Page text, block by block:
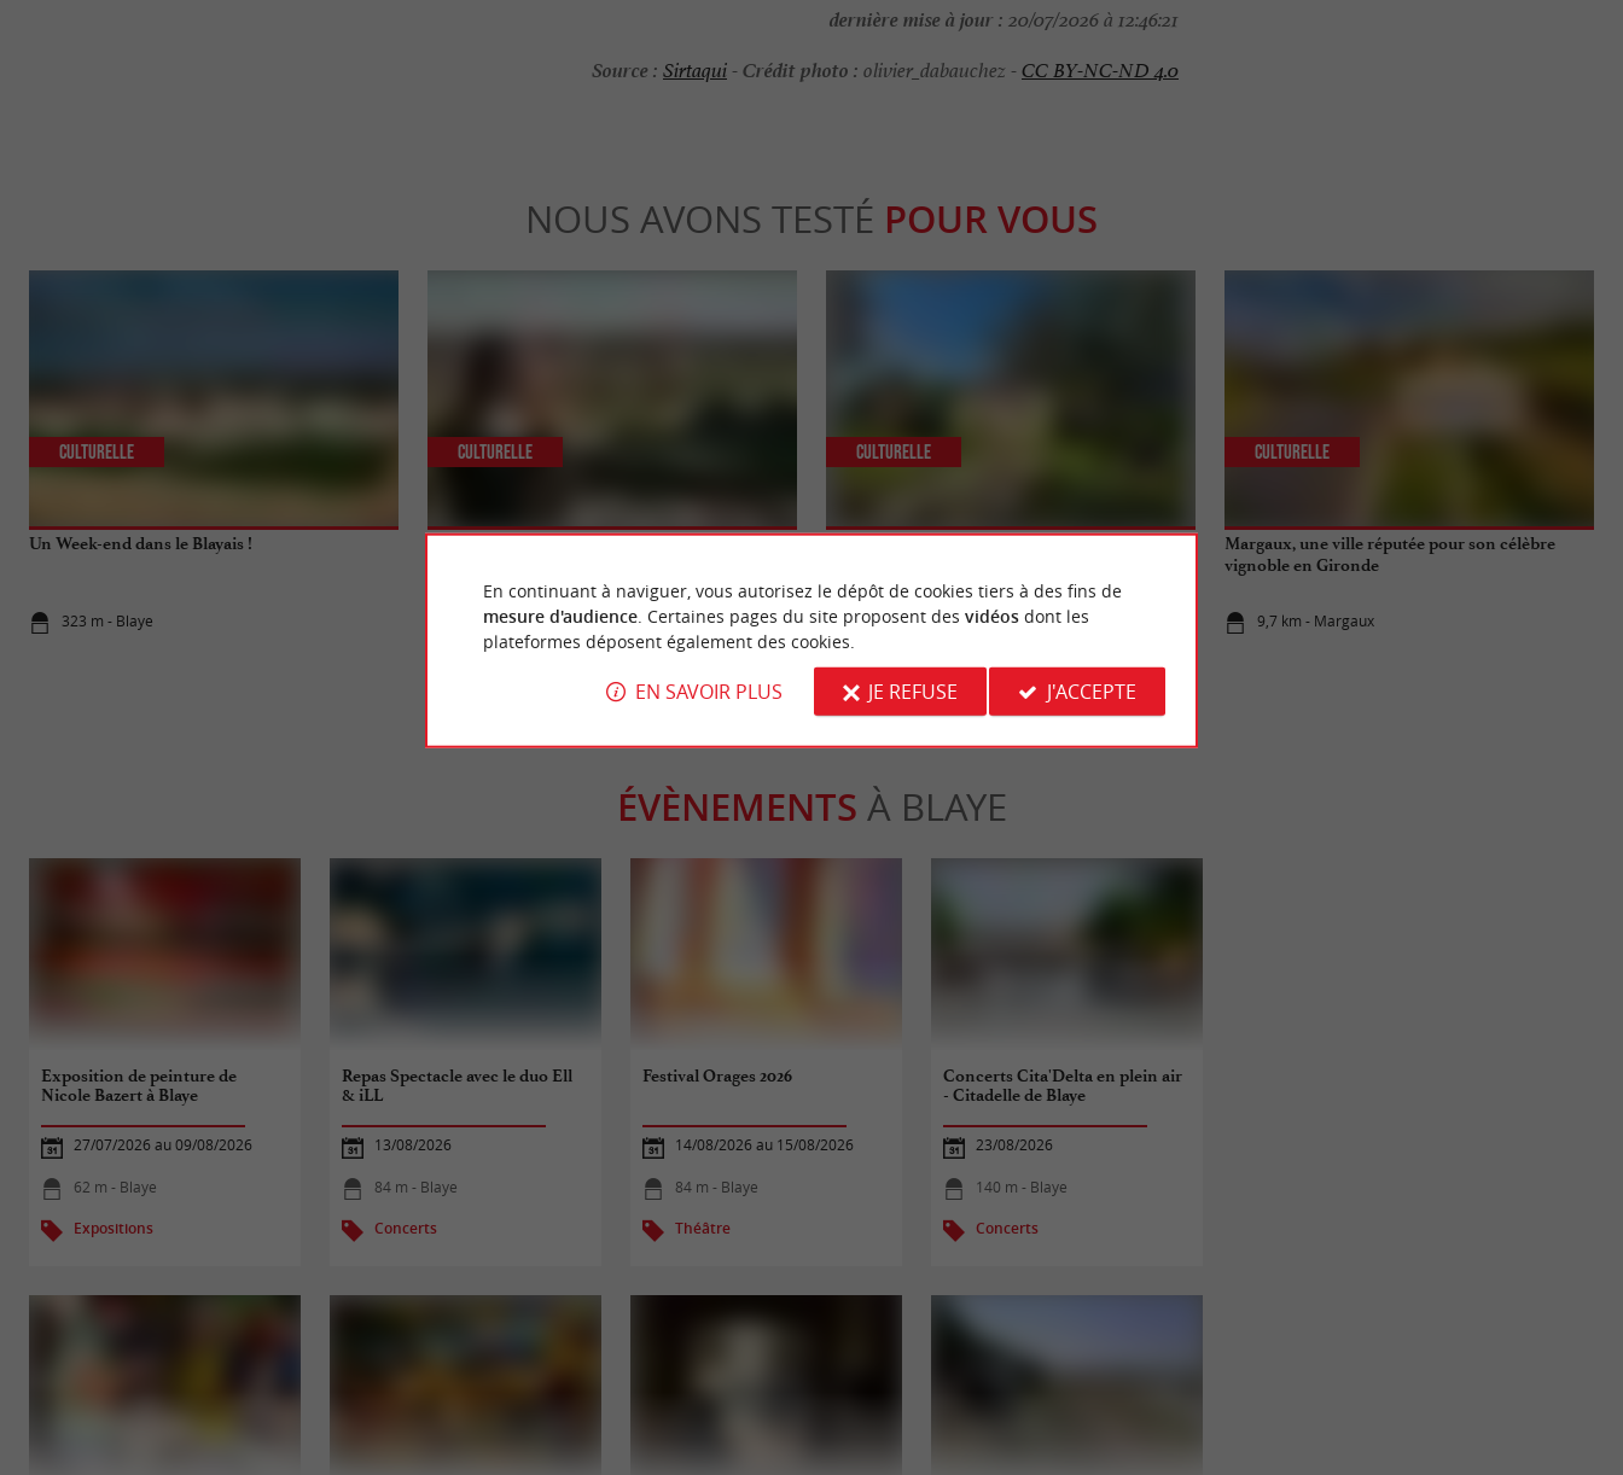
dernière mise à jour : 20/07/2026 à 12:46:21
Source : Sirtaqui-Crédit photo : olivier_dabauchez -CC BY-NC-ND 4.0
NOUS AVONS TESTÉ POUR VOUS
Un Week-end dans le Blayais !
323 m - Blaye
Culturelle
323 m - Blaye
Culturelle
5,3 km - Cussac-Fort-Médoc
Culturelle
Margaux, une ville réputée pour son célèbre
vignoble en Gironde
9,7 km - Margaux
Culturelle
ÉVÈNEMENTS À BLAYE
Exposition de peinture de
Nicole Bazert à Blaye
27/07/2026 au 09/08/2026
62 m - Blaye
Expositions
Repas Spectacle avec le duo Ell
& iLL
13/08/2026
84 m - Blaye
Concerts
Festival Orages 2026
14/08/2026 au 15/08/2026
84 m - Blaye
Théâtre
Concerts Cita'Delta en plein air
- Citadelle de Blaye
23/08/2026
140 m - Blaye
Concerts
En continuant à naviguer, vous autorisez le dépôt de cookies tiers à des fins de
mesure d'audience. Certaines pages du site proposent des vidéosdont les
plateformes déposent également des cookies.
EN SAVOIR PLUS JE REFUSE J'ACCEPTE